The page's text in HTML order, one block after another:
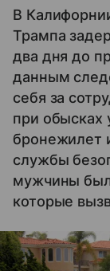
В
Трампа
два дня до
данным
себя за
при обысках
бронежилет
службы
мужчины
которые